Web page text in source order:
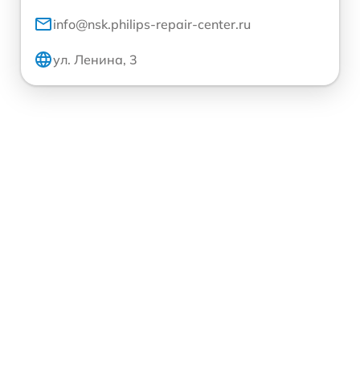
info@nsk.philips-repair-center.ru
ул. Ленина, 3